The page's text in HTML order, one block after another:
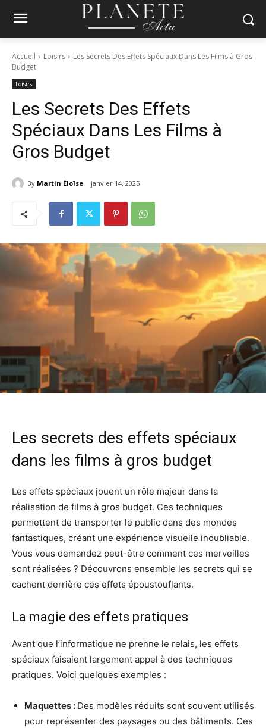
Accueil Loisirs
Les Secrets Des Effets Spéciaux Dans Les Films à Gros
Budget
Loisirs
Les Secrets Des Effets
Spéciaux Dans Les Films à
Gros Budget
By Martin Éloïse janvier 14, 2025
Les secrets des effets spéciaux
dans les films à gros budget
Les effets spéciaux jouent un rôle majeur dans la
réalisation de films à gros budget. Ces techniques
permettent de transporter le public dans des mondes
fantastiques, créant une expérience visuelle inoubliable.
Vous vous demandez peut-être comment ces merveilles
sont réalisées ? Découvrons ensemble les secrets qui se
cachent derrière ces effets époustouflants.
La magie des effets pratiques
Avant que l’informatique ne prenne le relais, les effets
spéciaux faisaient largement appel à des techniques
pratiques. Voici quelques exemples :
Maquettes : Des modèles réduits sont souvent utilisés
pour représenter des paysages ou des bâtiments. Ces